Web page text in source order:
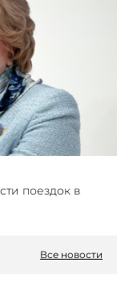
поездок в
Все новости